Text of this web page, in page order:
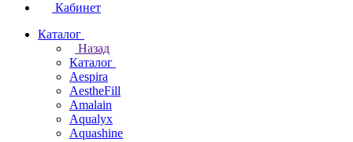
Кабинет
Каталог
Назад
Каталог
Aespira
AestheFill
Amalain
Aqualyx
Aquashine